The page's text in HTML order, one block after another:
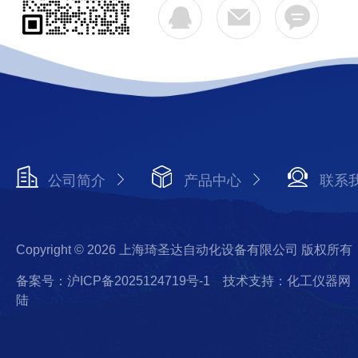
公司简介 产品中心 联系
Copyright © 2026 上海琦圣达自动化设备有限公司 版权所有
备案号：沪ICP备2025124719号-1
技术支持：化工仪器网
陆